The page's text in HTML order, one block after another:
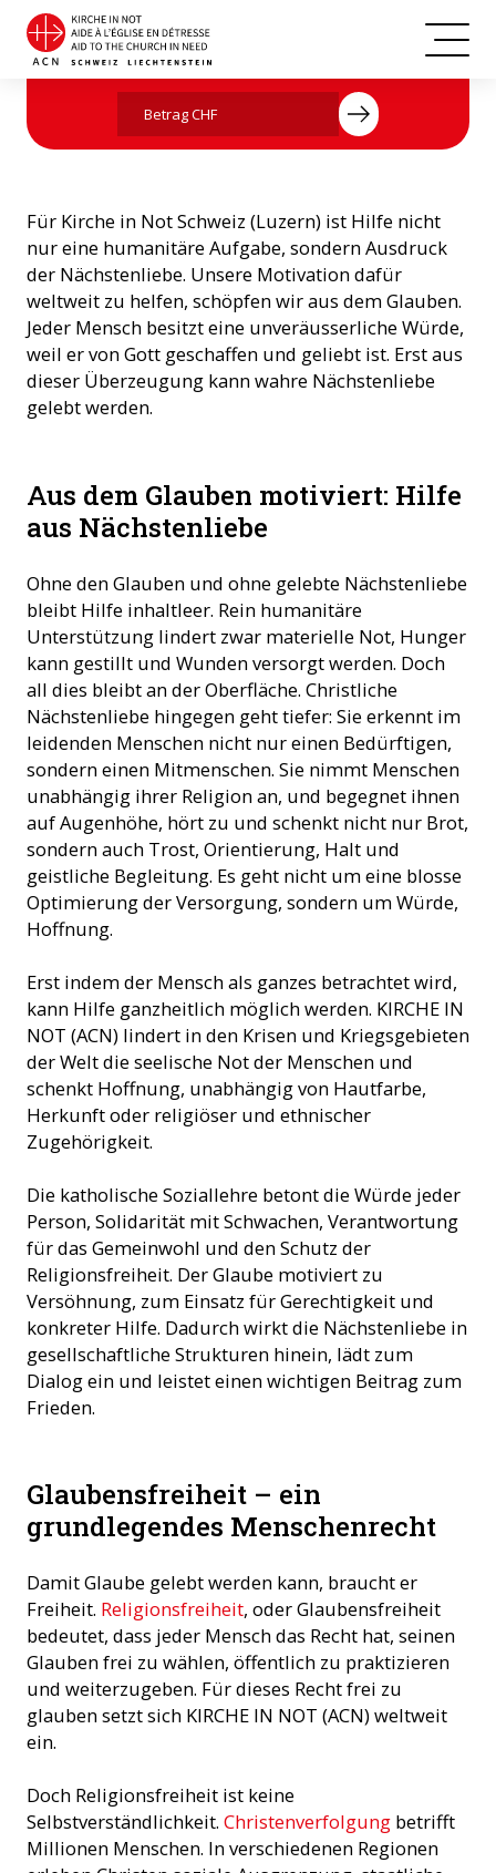
Jetzt mit Ihrer Spende helfen
Für Kirche in Not Schweiz (Luzern) ist Hilfe nicht
nur eine humanitäre Aufgabe, sondern Ausdruck
der Nächstenliebe. Unsere Motivation dafür
weltweit zu helfen, schöpfen wir aus dem Glauben.
Jeder Mensch besitzt eine unveräusserliche Würde,
weil er von Gott geschaffen und geliebt ist. Erst aus
dieser Überzeugung kann wahre Nächstenliebe
gelebt werden.
Aus dem Glauben motiviert: Hilfe
aus Nächstenliebe
Ohne den Glauben und ohne gelebte Nächstenliebe
bleibt Hilfe inhaltleer. Rein humanitäre
Unterstützung lindert zwar materielle Not, Hunger
kann gestillt und Wunden versorgt werden. Doch
all dies bleibt an der Oberfläche. Christliche
Nächstenliebe hingegen geht tiefer: Sie erkennt im
leidenden Menschen nicht nur einen Bedürftigen,
sondern einen Mitmenschen. Sie nimmt Menschen
unabhängig ihrer Religion an, und begegnet ihnen
auf Augenhöhe, hört zu und schenkt nicht nur Brot,
sondern auch Trost, Orientierung, Halt und
geistliche Begleitung. Es geht nicht um eine blosse
Optimierung der Versorgung, sondern um Würde,
Hoffnung.
Erst indem der Mensch als ganzes betrachtet wird,
kann Hilfe ganzheitlich möglich werden. KIRCHE IN
NOT (ACN) lindert in den Krisen und Kriegsgebieten
der Welt die seelische Not der Menschen und
schenkt Hoffnung, unabhängig von Hautfarbe,
Herkunft oder religiöser und ethnischer
Zugehörigkeit.
Die katholische Soziallehre betont die Würde jeder
Person, Solidarität mit Schwachen, Verantwortung
für das Gemeinwohl und den Schutz der
Religionsfreiheit. Der Glaube motiviert zu
Versöhnung, zum Einsatz für Gerechtigkeit und
konkreter Hilfe. Dadurch wirkt die Nächstenliebe in
gesellschaftliche Strukturen hinein, lädt zum
Dialog ein und leistet einen wichtigen Beitrag zum
Frieden.
Glaubensfreiheit – ein
grundlegendes Menschenrecht
Damit Glaube gelebt werden kann, braucht er
Freiheit. Religionsfreiheit, oder Glaubensfreiheit
bedeutet, dass jeder Mensch das Recht hat, seinen
Glauben frei zu wählen, öffentlich zu praktizieren
und weiterzugeben. Für dieses Recht frei zu
glauben setzt sich KIRCHE IN NOT (ACN) weltweit
ein.
Doch Religionsfreiheit ist keine
Selbstverständlichkeit. Christenverfolgung betrifft
Millionen Menschen. In verschiedenen Regionen